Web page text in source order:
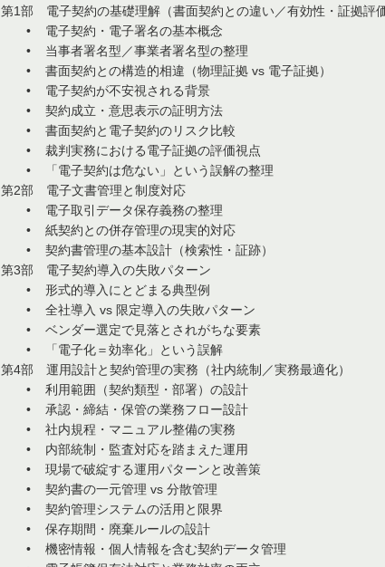
第1部 電子契約の基礎理解（書面契約との違い／有効性・証拠評価
• 電子契約・電子署名の基本概念
• 当事者署名型／事業者署名型の整理
• 書面契約との構造的相違（物理証拠 vs 電子証拠）
• 電子契約が不安視される背景
• 契約成立・意思表示の証明方法
• 書面契約と電子契約のリスク比較
• 裁判実務における電子証拠の評価視点
• 「電子契約は危ない」という誤解の整理
第2部 電子文書管理と制度対応
• 電子取引データ保存義務の整理
• 紙契約との併存管理の現実的対応
• 契約書管理の基本設計（検索性・証跡）
第3部 電子契約導入の失敗パターン
• 形式的導入にとどまる典型例
• 全社導入 vs 限定導入の失敗パターン
• ベンダー選定で見落とされがちな要素
• 「電子化＝効率化」という誤解
第4部 運用設計と契約管理の実務（社内統制／実務最適化）
• 利用範囲（契約類型・部署）の設計
• 承認・締結・保管の業務フロー設計
• 社内規程・マニュアル整備の実務
• 内部統制・監査対応を踏まえた運用
• 現場で破綻する運用パターンと改善策
• 契約書の一元管理 vs 分散管理
• 契約管理システムの活用と限界
• 保存期間・廃棄ルールの設計
• 機密情報・個人情報を含む契約データ管理